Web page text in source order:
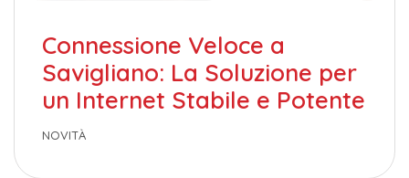
Connessione Veloce a
Savigliano: La Soluzione per
un Internet Stabile e Potente
NOVITÀ